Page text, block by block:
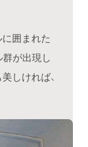
囲まれた
が出現し
しければ、